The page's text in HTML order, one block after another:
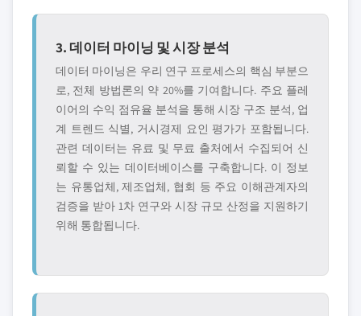
3. 데이터 마이닝 및 시장 분석
데이터 마이닝은 우리 연구 프로세스의 핵심 부분으
로, 전체 방법론의 약 20%를 기여합니다. 주요 플레
이어의 수익 점유율 분석을 통해 시장 구조 분석, 업
계 트렌드 식별, 거시경제 요인 평가가 포함됩니다.
관련 데이터는 유료 및 무료 출처에서 수집되어 신
뢰할 수 있는 데이터베이스를 구축합니다. 이 정보
는 유통업체, 제조업체, 협회 등 주요 이해관계자의
검증을 받아 1차 연구와 시장 규모 산정을 지원하기
위해 통합됩니다.